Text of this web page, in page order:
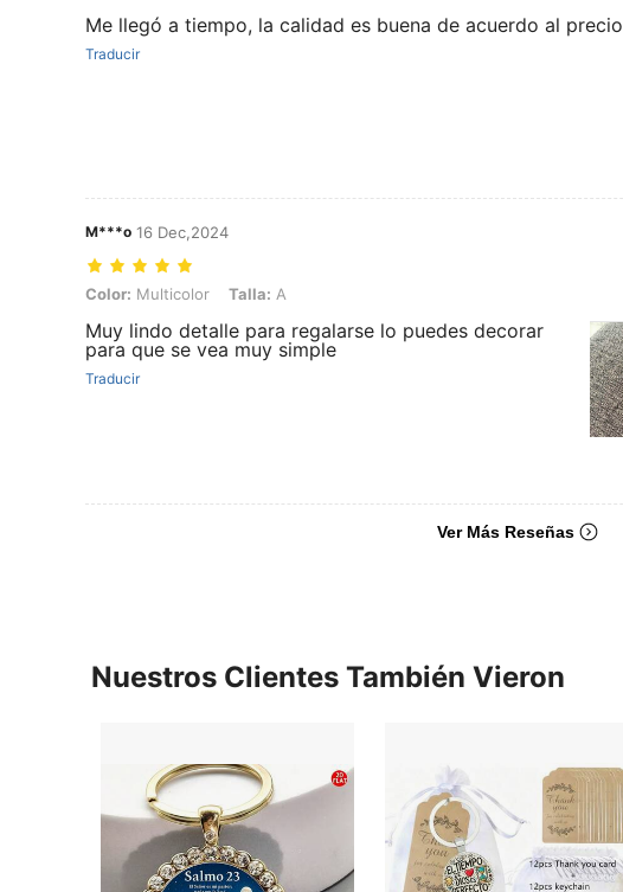
Me llegó a tiempo, la calidad es buena de acuerdo al precio
Traducir
M***o 16 Dec,2024
Color: Multicolor, Talla: A
Color: Multicolor Talla: A
Muy lindo detalle para regalarse lo puedes decorar
para que se vea muy simple
Traducir
Ver Más Reseñas
Nuestros Clientes También Vieron